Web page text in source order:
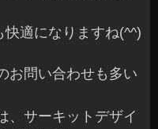
適になりますね(^^)
お問い合わせも多い
、サーキットデザイ